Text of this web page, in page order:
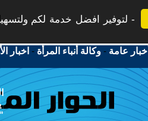
لتوفير افضل خدمة لكم
أخبار عامة -وكالة أنباء المرأة - اخبار